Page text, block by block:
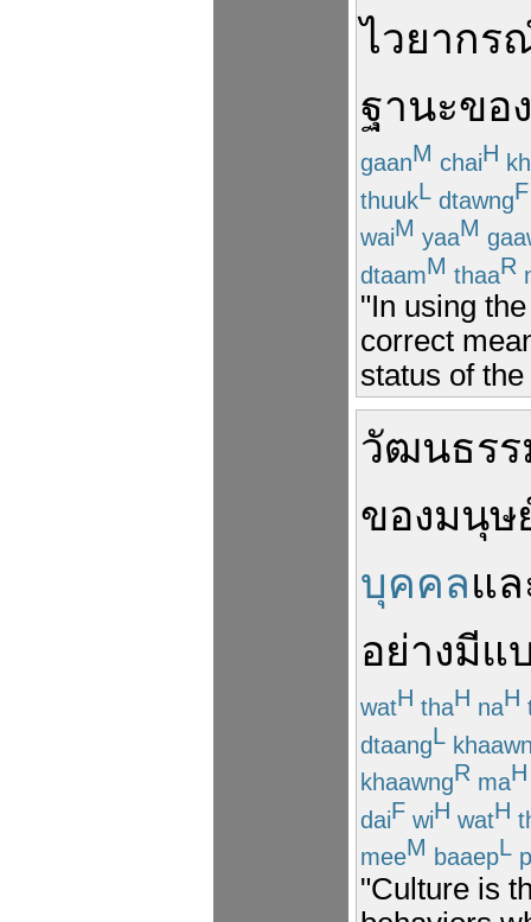
ไวยากร
ฐานะของ
gaanM chaiH
thuukL dtawngF
waiM yaaM
dtaamM thaaR
"In using
correct
status of
วัฒนธร
ของมนุษ
บุคคลแ
อย่างมีแ
watH thaH naH
dtaangL
khaawngR maH
daiF wiH watH
meeM baaepL
"Culture is